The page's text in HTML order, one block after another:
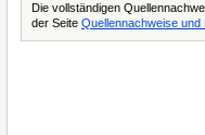
Die vollständigen
der Seite Quellennachweise und